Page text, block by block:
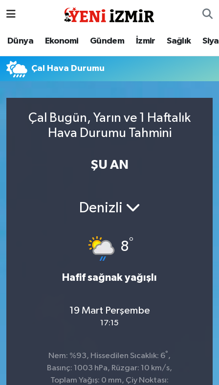
Dünya Ekonomi Gündem İzmir Sağlık
Çal Hava Durumu
Çal Bugün, Yarın ve 1 Haftalık
Hava Durumu Tahmini
ŞU AN
Denizli
8°
Hafif sağnak yağışlı
19 Mart Perşembe
17:15
Nem: %93, Hissedilen Sıcaklık: 6° ,
Basınç: 1003 hPa, Rüzgar: 10 km/s,
Toplam Yağış: 0 mm, Çiy Noktası:
Dünya
İzmir
Sağlık
İzmir Nöbetçi Eczaneler
İzmir Trafik Yoğunluk Haritası
Süper Lig Puan Durumu ve Fikstür